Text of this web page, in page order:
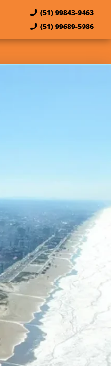
(51) 99843-9463
(51) 99689-5986